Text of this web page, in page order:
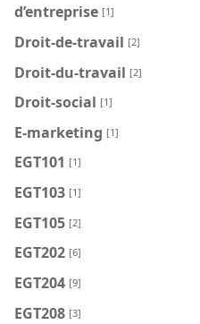
d’entreprise [1]
Droit-de-travail [2]
Droit-du-travail [2]
Droit-social [1]
E-marketing [1]
EGT101 [1]
EGT103 [1]
EGT105 [2]
EGT202 [6]
EGT204 [9]
EGT208 [3]